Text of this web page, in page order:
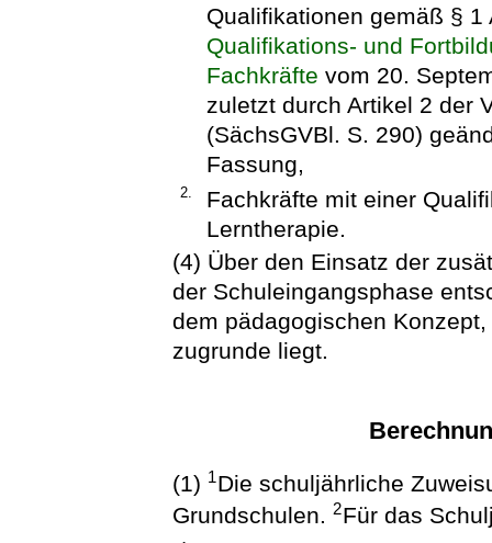
Qualifikationen gemäß §
Qualifikations- und
Fachkräfte vom 20.
zuletzt durch Artikel 2 der
(SächsGVBl. S. 290)
Fassung,
2.
Fachkräfte mit einer
Lerntherapie.
(4) Über den Einsatz der
der Schuleingangsphase
dem pädagogischen
zugrunde liegt.
(1) 1Die schuljährliche
Grundschulen.2Für das